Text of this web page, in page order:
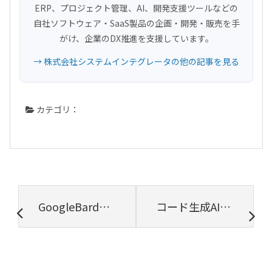
ERP、プロジェクト管理、AI、開発支援ツールなどの
自社ソフトウェア・SaaS製品の企画・開発・販売を手
がけ、企業のDX推進を支援しています。
→ 株式会社システムインテグレータの他の記事を見る
カテゴリ：
GoogleBardとは？ついに日本語対応を開始した対話型AI「Bard」を解説！ コード生成AIとは？利用方法・料金、利用のメリット・デメリット、主要サービスなどを解説